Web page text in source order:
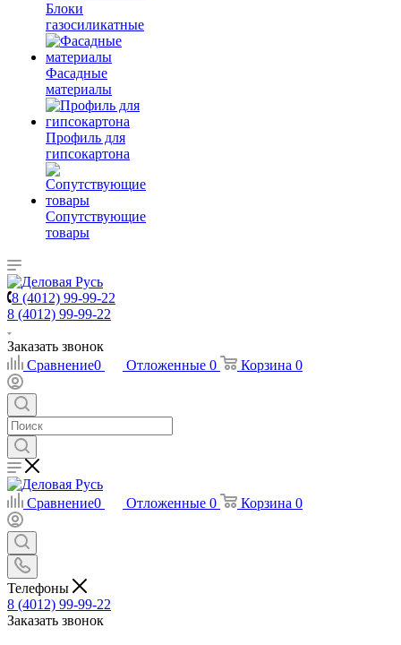
Блоки
газосиликатные
Фасадные
материалы
Профиль для
гипсокартона
Сопутствующие
товары
8 (4012) 99-99-22
8 (4012) 99-99-22
Заказать звонок
Сравнение0 Отложенные 0 Корзина 0
Сравнение0 Отложенные 0 Корзина 0
Телефоны
8 (4012) 99-99-22
Заказать звонок